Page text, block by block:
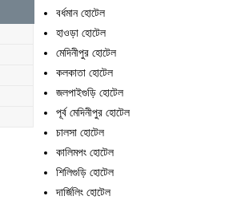
বর্ধমান হোটেল
হাওড়া হোটেল
মেদিনীপুর হোটেল
কলকাতা হোটেল
জলপাইগুড়ি হোটেল
পূর্ব মেদিনীপুর হোটেল
চালসা হোটেল
কালিমপং হোটেল
শিলিগুড়ি হোটেল
দার্জিলিং হোটেল